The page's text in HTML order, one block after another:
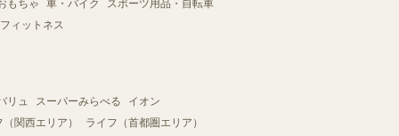
もちゃ
車・バイク
スポーツ用品・自転車
ィットネス
リュ スーパーみらべる
イオン
関西エリア）
ライフ（首都圏エリア）